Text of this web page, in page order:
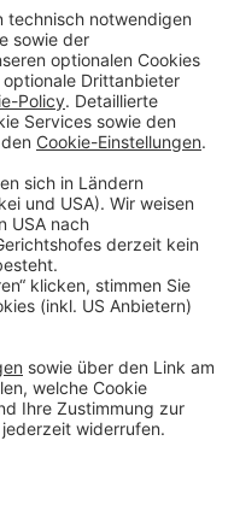
Digitale Services
Blog
Whistleblowing